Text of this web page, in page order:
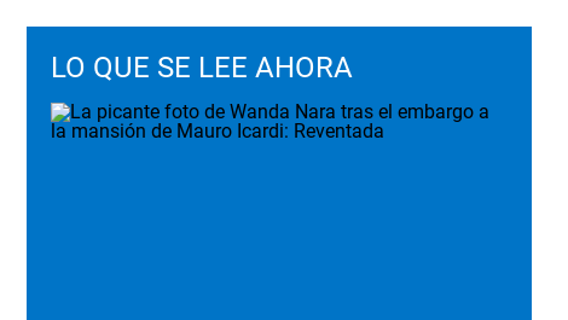
LO QUE SE LEE AHORA